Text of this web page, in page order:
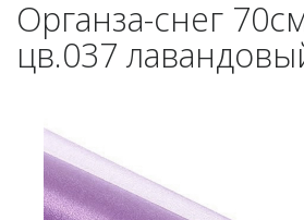
Органза-снег
цв.037